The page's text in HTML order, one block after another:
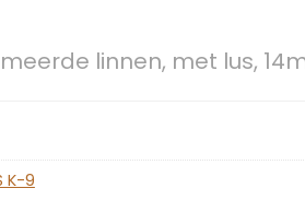
linnen, met lus,
K-9